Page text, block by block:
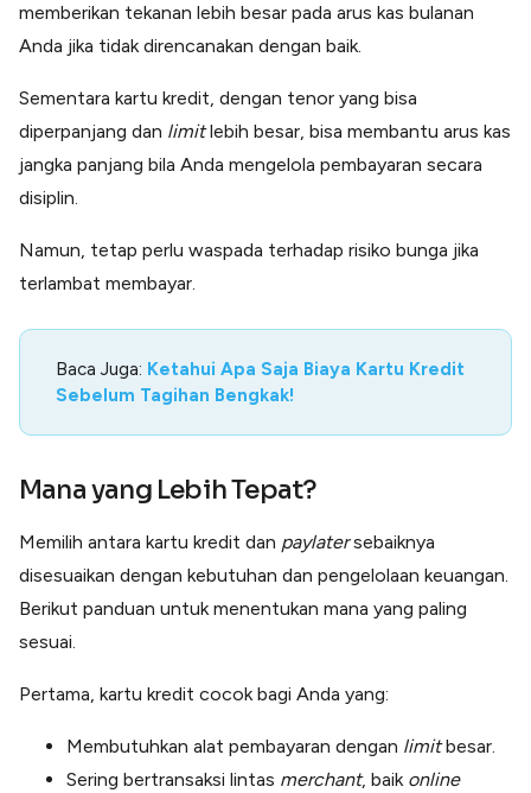
memberikan tekanan lebih besar pada arus kas bulanan
Anda jika tidak direncanakan dengan baik.
Sementara kartu kredit, dengan tenor yang bisa
diperpanjang dan limitlebih besar, bisa membantu arus kas
jangka panjang bila Anda mengelola pembayaran secara
disiplin.
Namun, tetap perlu waspada terhadap risiko bunga jika
terlambat membayar.
Baca Juga: Ketahui Apa Saja Biaya Kartu Kredit
Sebelum Tagihan Bengkak!
Mana yang Lebih Tepat?
Memilih antara kartu kredit dan paylatersebaiknya
disesuaikan dengan kebutuhan dan pengelolaan keuangan.
Berikut panduan untuk menentukan mana yang paling
sesuai.
Pertama, kartu kredit cocok bagi Anda yang:
Membutuhkan alat pembayaran dengan limitbesar.
Sering bertransaksi lintas merchant, baik online